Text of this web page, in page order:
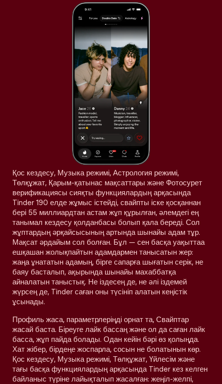
Қос кездесу, Музыка режимі, Астрология режимі,
Төлқұжат, Қарым-қатынас мақсаттары және Фотосурет
верификациясы сияқты функциялардың арқасында
Tinder 190 елде жұмыс істейді, свайпты іске қосқаннан
бері 55 миллиардтан астам жұп құрылған, әлемдегі ең
танымал кездесу қолданбасы болып қала береді. Сол
жұптардың әрқайсысының артында шынайы адам тұр.
Мақсат әрдайым сол болған. Бұл — сен басқа уақыттаа
ешқашан жолықпайтын адамдармен танысатын жер:
жаңа ұнататын адамың, бірге сапарға шығатын серік, не
баяу басталып, ақырында шынайы махаббатқа
айналатын таныстық. Не іздесең де, не әлі іздемей
жүрсең де, Tinder саған оны түсініп алатын кеңістік
ұсынады.
Профиль жаса, параметрлеріңді орнат та, Свайптар
жасай баста. Біреуге лайк бассаң және ол да саған лайк
басса, жұп пайда болады. Одан кейін бәрі өз қолыңда.
Хат жібер, бірдеңе жоспарла, сосын не болатынын көр.
Қос кездесу, Музыка режимі, Төлқұжат, Үйлесім және
тағы басқа функциялардың арқасында Tinder кез келген
байланыс түріне лайықталып жасалған: жеңіл-желпі,